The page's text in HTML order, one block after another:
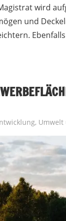
wird
und
, Umwelt